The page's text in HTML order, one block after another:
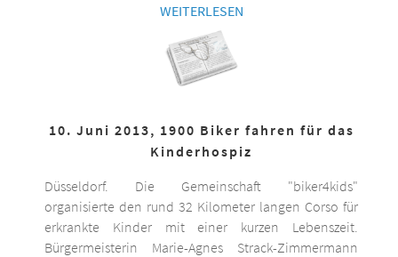
WEITERLESEN
10. Juni 2013, 1900 Biker fahren für das
Kinderhospiz
Düsseldorf. Die Gemeinschaft "biker4kids"
organisierte den rund 32 Kilometer langen Corso für
erkrankte Kinder mit einer kurzen Lebenszeit.
Bürgermeisterin Marie-Agnes Strack-Zimmermann